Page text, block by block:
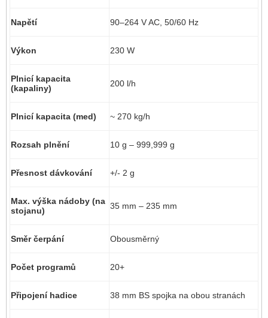
Napětí 90–264 V AC, 50/60 Hz
Výkon 230 W
Plnicí kapacita
(kapaliny)
200 l/h
Plnicí kapacita (med) ~ 270 kg/h
Rozsah plnění 10 g – 999,999 g
Přesnost dávkování +/- 2 g
Max. výška nádoby (na
stojanu)
35 mm – 235 mm
Směr čerpání Obousměrný
Počet programů 20+
Připojení hadice 38 mm BS spojka na obou stranách